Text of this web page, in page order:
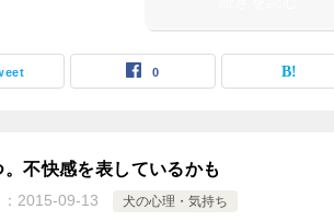
0
不快感を表しているかも
2015-09-13 犬の心理・気持ち